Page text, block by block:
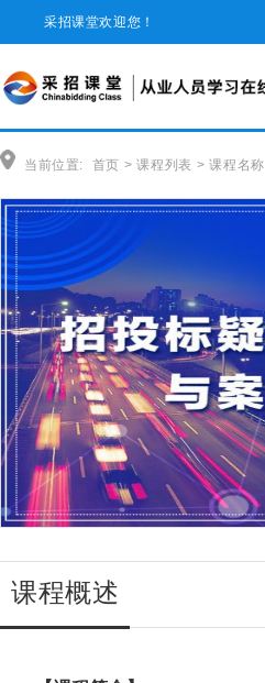
采招课堂欢迎您！
当前位置: 首页 > 课程列表 > 课程名称
课程概述